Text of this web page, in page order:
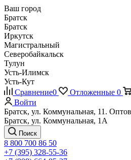
Ваш город
Братск
Братск
Иркутск
Магистральный
Северобайкальск
Тулун
Усть-Илимск
Усть-Кут
Сравнение0 Отложенные 0
Войти
Братск, ул. Коммунальная, 11.
Братск, ул. Коммунальная, 1А
Поиск
8 800 700 86 50
+7 (395) 328-55-36